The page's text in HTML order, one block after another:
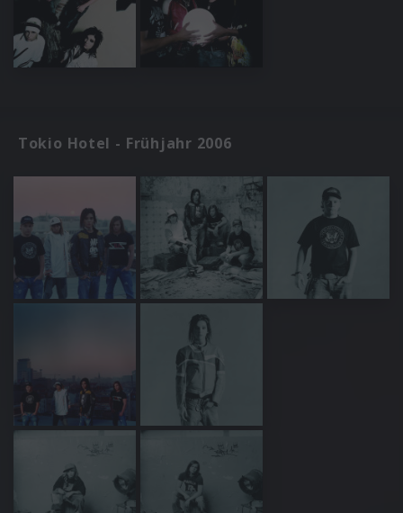
Tokio Hotel - Frühjahr 2006